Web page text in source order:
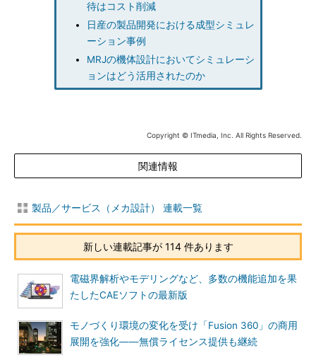
待はコスト削減
日産の製品開発における成型シミュレ
ーション事例
MRJの機体設計においてシミュレーシ
ョンはどう活用されたのか
Copyright © ITmedia, Inc. All Rights Reserved.
関連情報
製品／サービス（メカ設計） 連載一覧
新しい連載記事が 114 件あります
電磁界解析やモデリングなど、多数の機能追加を果
たしたCAEソフトの最新版
モノづくり環境の変化を受け「Fusion 360」の商用
展開を強化――無償ライセンス提供も継続